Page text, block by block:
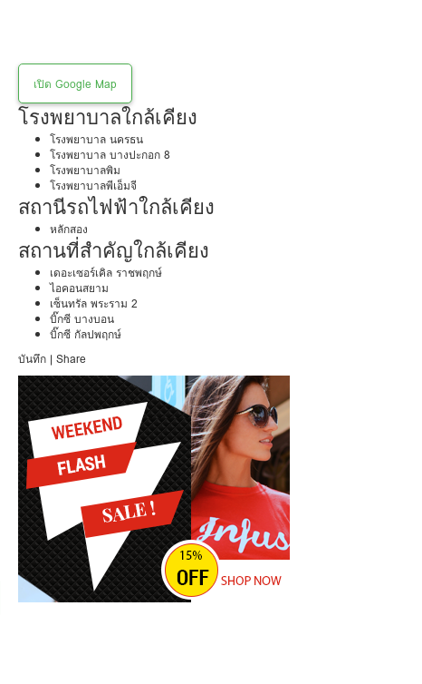
เปิด Google Map
โรงพยาบาลใกล้เคียง
โรงพยาบาล นครธน
โรงพยาบาล บางปะกอก 8
โรงพยาบาลพิม
โรงพยาบาลพีเอ็มจี
สถานีรถไฟฟ้าใกล้เคียง
หลักสอง
สถานที่สำคัญใกล้เคียง
เดอะเซอร์เคิล ราชพฤกษ์
ไอคอนสยาม
เซ็นทรัล พระราม 2
บิ๊กซี บางบอน
บิ๊กซี กัลปพฤกษ์
บันทึก | Share